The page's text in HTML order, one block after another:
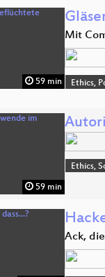
59 min
Mit
Ethics,
59 min
Ethics,
Ack,